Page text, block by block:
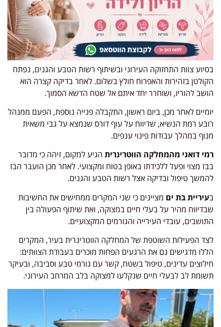
בסיוע צוות התחזוקה העירוני ובשיתוף רשות הטבע והגנים, נפתח
הקולטן בזהירות והאפרוח חולץ בשלום. לאחר בדיקה קצרה הוא
הושב להוריו, ושוחרר יחד איתם אל שטח הדשא הסמוך.
יומיים לאחר מכן, ביום ראשון, התקבלה פנייה נוספת, הפעם ממנהל
רובע רמת הנשיא, שדיווח על עוף דורס שנמצא על גבי משאית
מנוף במהלך עבודות פינוי ענפים.
רמי דואני מהמחלקה הווטרינרית הגיע למקום, זיהה כי מדובר
בבז מצוי ופעל ללכידתו באופן בטוח ומקצועי. לאחר מכן הועבר הבז
להמשך טיפול ובדיקה אצל רשות הטבע והגנים.
בעיריית בת ים מציינים כי שני המקרים ממחישים את החשיבות
שבדיווח מהיר על בעלי חיים במצוקה, ואת שיתוף הפעולה בין
התושבים, עובדי העירייה והגורמים המקצועיים.
לצד הפעילות השוטפת של המחלקה הווטרינרית בעיר, המקרים
הללו מדגישים גם את הרגעים הפחות מוכרים בעבודת הצוותים:
חילוצים עדינים, טיפול בשטח, קשר עם גורמי טבע וסביבה, ובעיקר
תשומת לב לבעלי חיים שנקלעו למצוקה בלב המרחב העירוני.